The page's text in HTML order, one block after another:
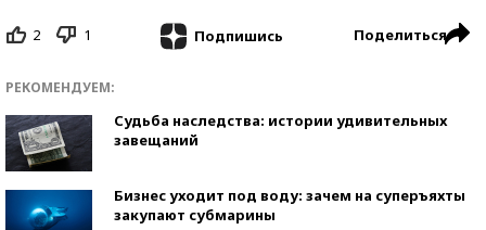
2 1 Подпишись Поделиться
РЕКОМЕНДУЕМ:
Судьба наследства: истории удивительных
завещаний
Бизнес уходит под воду: зачем на суперъяхты
закупают субмарины